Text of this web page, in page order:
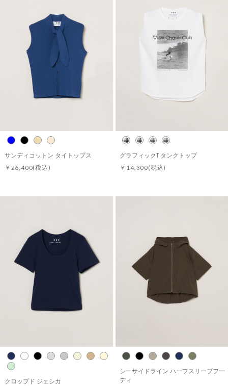
サンディコットン タイトップス
￥26,400(税込)
グラフィックT タンクトップ
￥14,300(税込)
クロップド ジェシカ
シーサイドライン ハーフスリーブフー
ディ